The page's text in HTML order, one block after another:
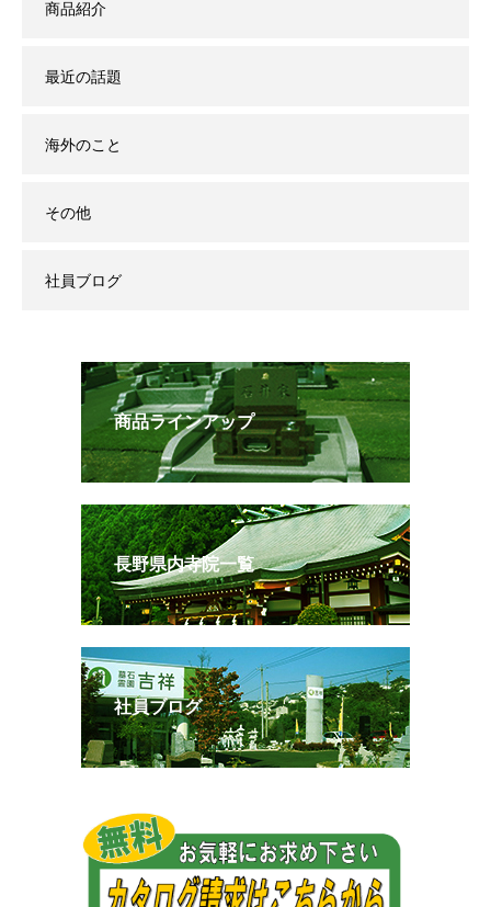
商品紹介
最近の話題
海外のこと
その他
社員ブログ
商品ラインアップ
長野県内寺院一覧
社員ブログ